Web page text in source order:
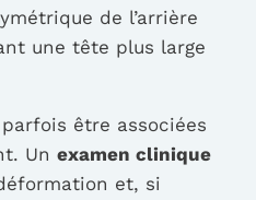
de l’arrière
une tête plus large
être associées
Un examen clinique
et, si